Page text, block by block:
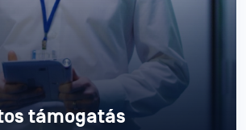
támogatás